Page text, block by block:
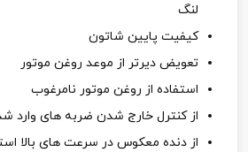
لنگ
کیفیت پایین شاتون
تعویض دیرتر از موعد روغن موتور
استفاده از روغن موتور نامرغوب
از کنترل خارج شدن ضربه های وارد
از دنده معکوس در سرعت های بالا